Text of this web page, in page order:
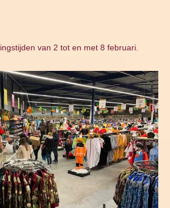
van 2 tot en met 8 februari.